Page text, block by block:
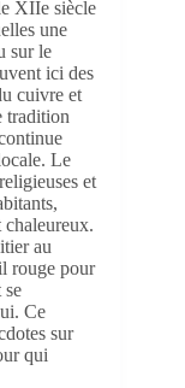
XIIe siècle
une
sur le
ici des
cuivre et
tradition
Le
et
chaleureux.
au
rouge pour
se
Ce
sur
qui